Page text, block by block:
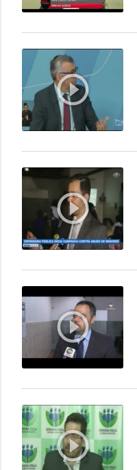
play_circle_outline
play_circle_outline
play_circle_outline
play_circle_outline